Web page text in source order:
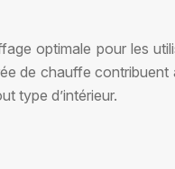
optimale pour les
de chauffe
type d’intérieur.